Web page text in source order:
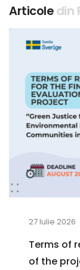
Articoledin
27 Iulie 2026
Terms of
of the